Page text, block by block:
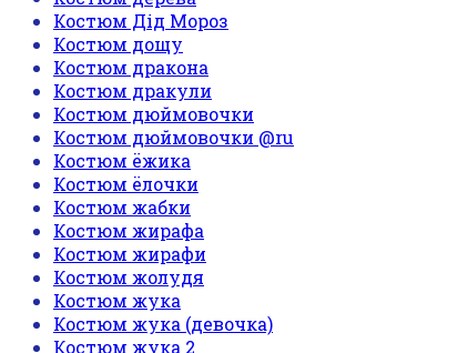
Костюм Дід Мороз
Костюм дощу
Костюм дракона
Костюм дракули
Костюм дюймовочки
Костюм дюймовочки @ru
Костюм ёжика
Костюм ёлочки
Костюм жабки
Костюм жирафа
Костюм жирафи
Костюм жолудя
Костюм жука
Костюм жука (девочка)
Костюм жука 2